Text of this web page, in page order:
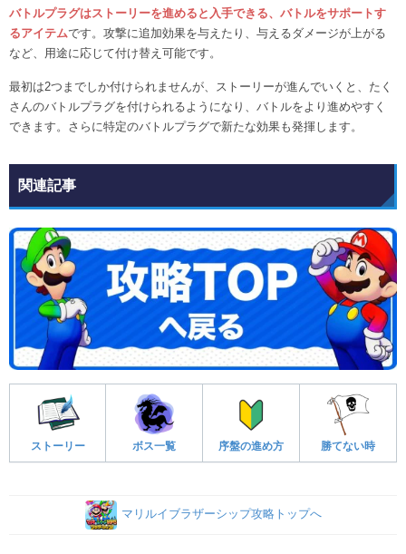
バトルプラグはストーリーを進めると入手できる、バトルをサポートす
るアイテムです。攻撃に追加効果を与えたり、与えるダメージが上がる
など、用途に応じて付け替え可能です。
最初は2つまでしか付けられませんが、ストーリーが進んでいくと、たく
さんのバトルプラグを付けられるようになり、バトルをより進めやすく
できます。さらに特定のバトルプラグで新たな効果も発揮します。
関連記事
ストーリー ボス一覧 序盤の進め方 勝てない時
マリルイブラザーシップ攻略トップへ